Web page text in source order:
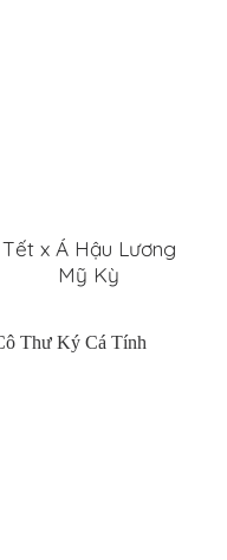
Tết x Á Hậu Lương
Mỹ Kỳ